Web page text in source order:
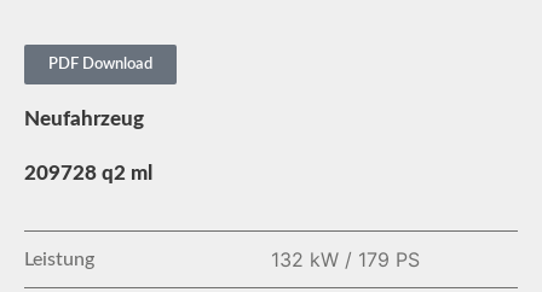
PDF Download
Neufahrzeug
209728 q2 ml
Leistung 132 kW / 179 PS